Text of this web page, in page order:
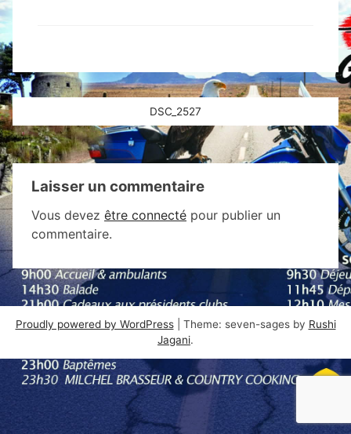
Navigation
de
l’article
DSC_2527
Laisser un commentaire
Vous devez être connecté pour publier un
commentaire.
Proudly powered by WordPress Theme: seven-sages by Rushi
Jagani.